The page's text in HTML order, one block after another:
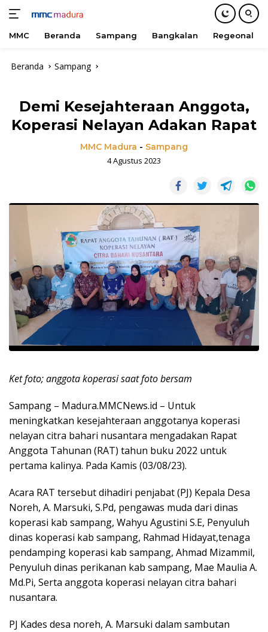
MMC Beranda Sampang Bangkalan Regeonal
Beranda Sampang
Demi Kesejahteraan Anggota,
Koperasi Nelayan Adakan Rapat
MMC Madura - Sampang
4 Agustus 2023
Ket foto; anggota koperasi saat foto bersam
Sampang – Madura.MMCNews.id – Untuk
meningkatkan kesejahteraan anggotanya koperasi
nelayan citra bahari nusantara mengadakan Rapat
Anggota Tahunan (RAT) tahun buku 2022 untuk
pertama kalinya. Pada Kamis (03/08/23).
Acara RAT tersebut dihadiri penjabat (PJ) Kepala Desa
Noreh, A. Marsuki, S.Pd, pengawas muda dari dinas
koperasi kab sampang, Wahyu Agustini S.E, Penyuluh
dinas koperasi kab sampang, Rahmad Hidayat,tenaga
pendamping koperasi kab sampang, Ahmad Mizammil,
Penyuluh dinas perikanan kab sampang, Mae Maulia A.
Md.Pi, Serta anggota koperasi nelayan citra bahari
nusantara.
PJ Kades desa noreh, A. Marsuki dalam sambutan